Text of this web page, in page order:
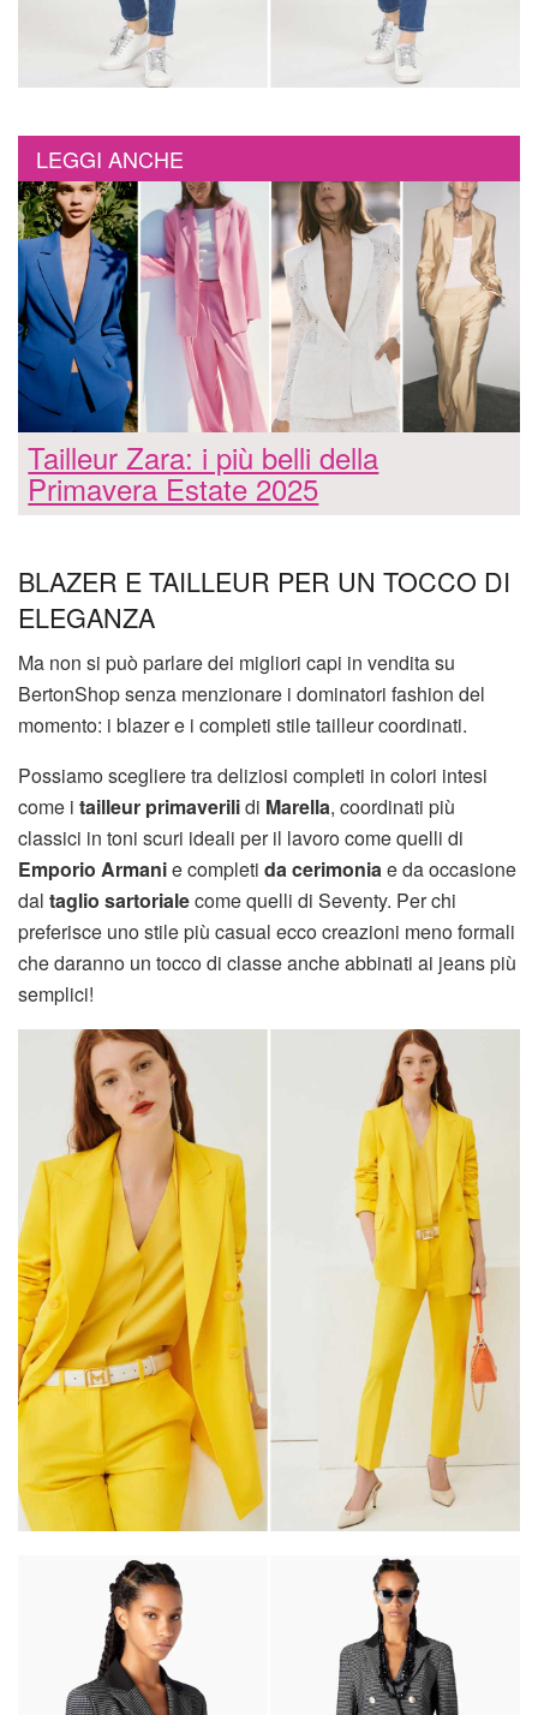
LEGGI ANCHE
Tailleur Zara: i più belli della
Primavera Estate 2025
BLAZER E TAILLEUR PER UN TOCCO DI
ELEGANZA
Ma non si può parlare dei migliori capi in vendita su
BertonShop senza menzionare i dominatori fashion del
momento: i blazer e i completi stile tailleur coordinati.
Possiamo scegliere tra deliziosi completi in colori intesi
come i tailleur primaverilidi Marella, coordinati più
classici in toni scuri ideali per il lavoro come quelli di
Emporio Armanie completi da cerimoniae da occasione
dal taglio sartorialecome quelli di Seventy. Per chi
preferisce uno stile più casual ecco creazioni meno formali
che daranno un tocco di classe anche abbinati ai jeans più
semplici!